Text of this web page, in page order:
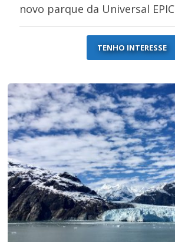
novo parque da Universal EPIC
TENHO INTERESSE